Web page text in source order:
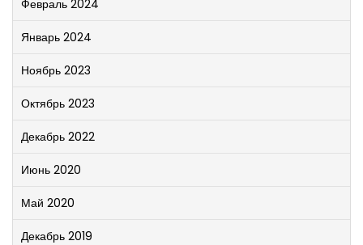
Февраль 2024
Январь 2024
Ноябрь 2023
Октябрь 2023
Декабрь 2022
Июнь 2020
Май 2020
Декабрь 2019